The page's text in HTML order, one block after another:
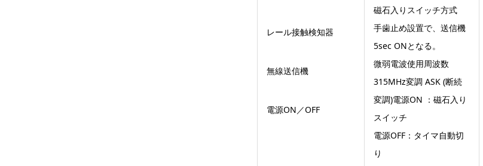
レール接触検知器
無線送信機
電源ON／OFF
磁石入りスイッチ方式
手歯止め設置で、送信機
5sec ONとなる。
微弱電波使用周波数
315MHz変調 ASK (断続
変調)電源ON ：磁石入り
スイッチ
電源OFF：タイマ自動切
り